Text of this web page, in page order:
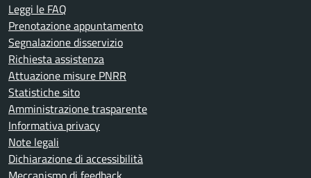
Leggi le FAQ
Prenotazione appuntamento
Segnalazione disservizio
Richiesta assistenza
Attuazione misure PNRR
Statistiche sito
Amministrazione trasparente
Informativa privacy
Note legali
Dichiarazione di accessibilità